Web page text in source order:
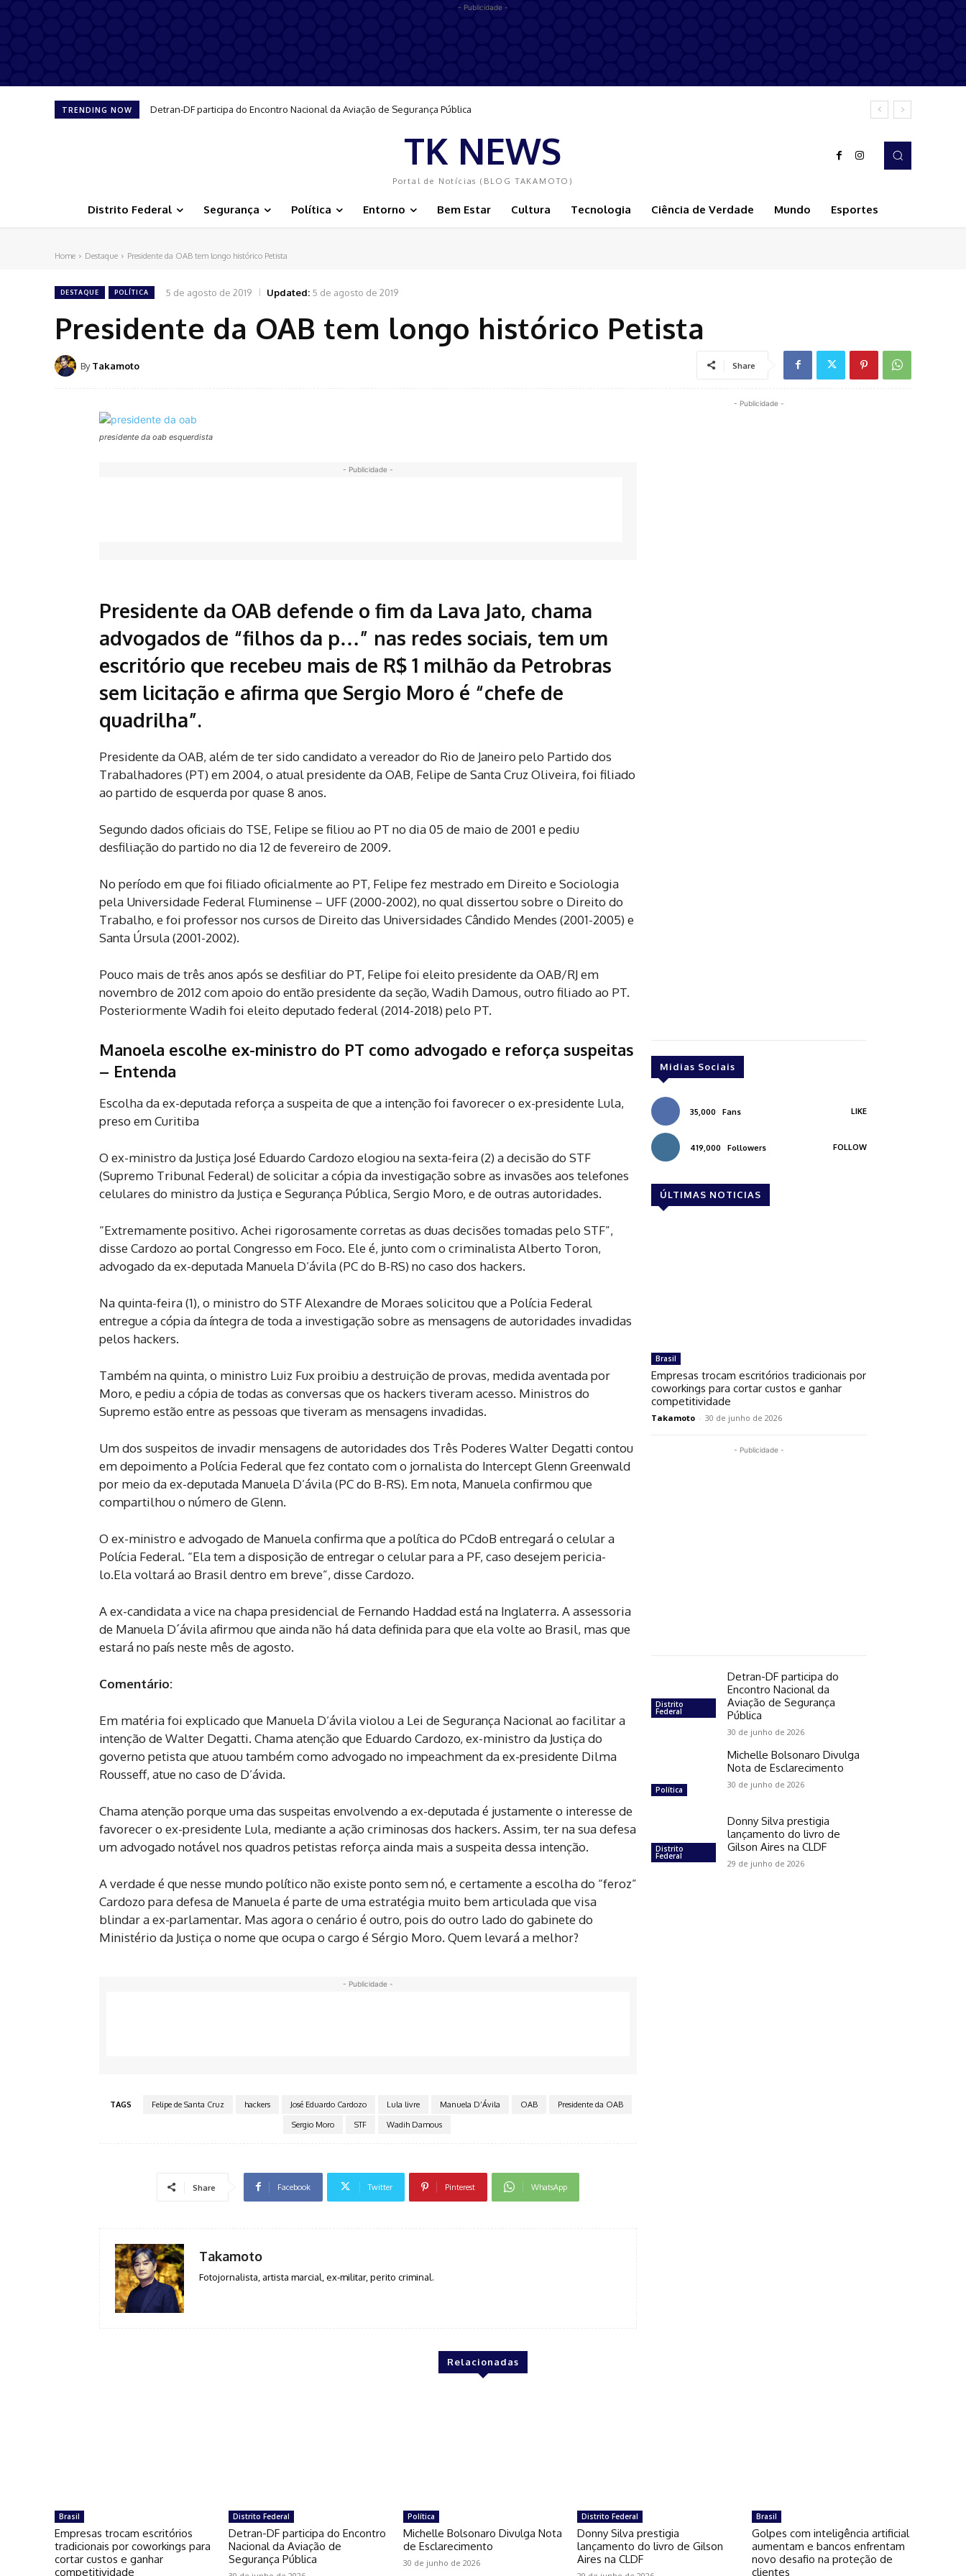
- Publicidade -
TRENDING NOW Detran-DF participa do Encontro Nacional da Aviação de Segurança Pública
TK NEWS
Portal de Notícias (BLOG TAKAMOTO)
Distrito Federal Segurança Política Entorno Bem Estar Cultura Tecnologia Ciência de Verdade Mundo Esportes
Home Destaque Presidente da OAB tem longo histórico Petista
DESTAQUE POLÍTICA 5 de agosto de 2019 Updated: 5 de agosto de 2019
Presidente da OAB tem longo histórico Petista
By Takamoto Share
presidente da oab esquerdista
- Publicidade -
Presidente da OAB defende o fim da Lava Jato, chama
advogados de “filhos da p…” nas redes sociais, tem um
escritório que recebeu mais de R$ 1 milhão da Petrobras
sem licitação e afirma que Sergio Moro é “chefe de
quadrilha”.
Presidente da OAB, além de ter sido candidato a vereador do Rio de Janeiro pelo Partido dos
Trabalhadores (PT) em 2004, o atual presidente da OAB, Felipe de Santa Cruz Oliveira, foi filiado
ao partido de esquerda por quase 8 anos.
Segundo dados oficiais do TSE, Felipe se filiou ao PT no dia 05 de maio de 2001 e pediu
desfiliação do partido no dia 12 de fevereiro de 2009.
No período em que foi filiado oficialmente ao PT, Felipe fez mestrado em Direito e Sociologia
pela Universidade Federal Fluminense – UFF (2000-2002), no qual dissertou sobre o Direito do
Trabalho, e foi professor nos cursos de Direito das Universidades Cândido Mendes (2001-2005) e
Santa Úrsula (2001-2002).
Pouco mais de três anos após se desfiliar do PT, Felipe foi eleito presidente da OAB/RJ em
novembro de 2012 com apoio do então presidente da seção, Wadih Damous, outro filiado ao PT.
Posteriormente Wadih foi eleito deputado federal (2014-2018) pelo PT.
Manoela escolhe ex-ministro do PT como advogado e reforça suspeitas
– Entenda
Escolha da ex-deputada reforça a suspeita de que a intenção foi favorecer o ex-presidente Lula,
preso em Curitiba
O ex-ministro da Justiça José Eduardo Cardozo elogiou na sexta-feira (2) a decisão do STF
(Supremo Tribunal Federal) de solicitar a cópia da investigação sobre as invasões aos telefones
celulares do ministro da Justiça e Segurança Pública, Sergio Moro, e de outras autoridades.
“Extremamente positivo. Achei rigorosamente corretas as duas decisões tomadas pelo STF”,
disse Cardozo ao portal Congresso em Foco. Ele é, junto com o criminalista Alberto Toron,
advogado da ex-deputada Manuela D’ávila (PC do B-RS) no caso dos hackers.
Na quinta-feira (1), o ministro do STF Alexandre de Moraes solicitou que a Polícia Federal
entregue a cópia da íntegra de toda a investigação sobre as mensagens de autoridades invadidas
pelos hackers.
Também na quinta, o ministro Luiz Fux proibiu a destruição de provas, medida aventada por
Moro, e pediu a cópia de todas as conversas que os hackers tiveram acesso. Ministros do
Supremo estão entre as pessoas que tiveram as mensagens invadidas.
Um dos suspeitos de invadir mensagens de autoridades dos Três Poderes Walter Degatti contou
em depoimento a Polícia Federal que fez contato com o jornalista do Intercept Glenn Greenwald
por meio da ex-deputada Manuela D’ávila (PC do B-RS). Em nota, Manuela confirmou que
compartilhou o número de Glenn.
O ex-ministro e advogado de Manuela confirma que a política do PCdoB entregará o celular a
Polícia Federal. “Ela tem a disposição de entregar o celular para a PF, caso desejem pericia-
lo.Ela voltará ao Brasil dentro em breve”, disse Cardozo.
A ex-candidata a vice na chapa presidencial de Fernando Haddad está na Inglaterra. A assessoria
de Manuela D´ávila afirmou que ainda não há data definida para que ela volte ao Brasil, mas que
estará no país neste mês de agosto.
Comentário:
Em matéria foi explicado que Manuela D’ávila violou a Lei de Segurança Nacional ao facilitar a
intenção de Walter Degatti. Chama atenção que Eduardo Cardozo, ex-ministro da Justiça do
governo petista que atuou também como advogado no impeachment da ex-presidente Dilma
Rousseff, atue no caso de D’ávida.
Chama atenção porque uma das suspeitas envolvendo a ex-deputada é justamente o interesse de
favorecer o ex-presidente Lula, mediante a ação criminosas dos hackers. Assim, ter na sua defesa
um advogado notável nos quadros petistas reforça ainda mais a suspeita dessa intenção.
A verdade é que nesse mundo político não existe ponto sem nó, e certamente a escolha do “feroz”
Cardozo para defesa de Manuela é parte de uma estratégia muito bem articulada que visa
blindar a ex-parlamentar. Mas agora o cenário é outro, pois do outro lado do gabinete do
Ministério da Justiça o nome que ocupa o cargo é Sérgio Moro. Quem levará a melhor?
- Publicidade -
TAGS Felipe de Santa Cruz hackers José Eduardo Cardozo Lula livre Manuela D’Ávila OAB
Presidente da OAB
Sergio Moro
STF Wadih Damous
Share Facebook Twitter Pinterest WhatsApp
Takamoto
Fotojornalista, artista marcial, ex-militar, perito criminal.
- Publicidade -
Midias Sociais
35,000 Fans LIKE
419,000 Followers FOLLOW
ÚLTIMAS NOTICIAS
Brasil
Empresas trocam escritórios tradicionais por
coworkings para cortar custos e ganhar
competitividade
Takamoto - 30 de junho de 2026
- Publicidade -
Distrito
Federal
Detran-DF participa do
Encontro Nacional da
Aviação de Segurança
Pública
30 de junho de 2026
Política
Michelle Bolsonaro Divulga
Nota de Esclarecimento
30 de junho de 2026
Distrito
Federal
Donny Silva prestigia
lançamento do livro de
Gilson Aires na CLDF
29 de junho de 2026
Relacionadas
Brasil
Empresas trocam escritórios
tradicionais por coworkings para
cortar custos e ganhar
competitividade
Distrito Federal
Detran-DF participa do Encontro
Nacional da Aviação de
Segurança Pública
Política
Michelle Bolsonaro Divulga Nota
de Esclarecimento
30 de junho de 2026
Distrito Federal
Donny Silva prestigia
lançamento do livro de Gilson
Aires na CLDF
Brasil
Golpes com inteligência artificial
aumentam e bancos enfrentam
novo desafio na proteção de
clientes